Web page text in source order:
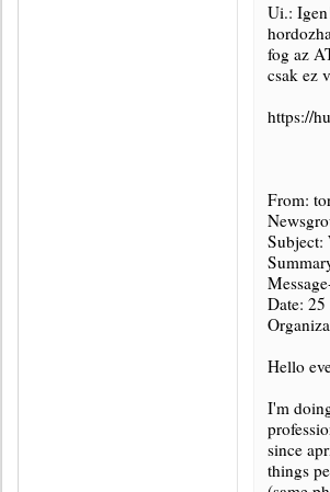
Ui.:
fog az
csak ez
https://
From:
Subject:
Date:
Hello
I'm
since
things